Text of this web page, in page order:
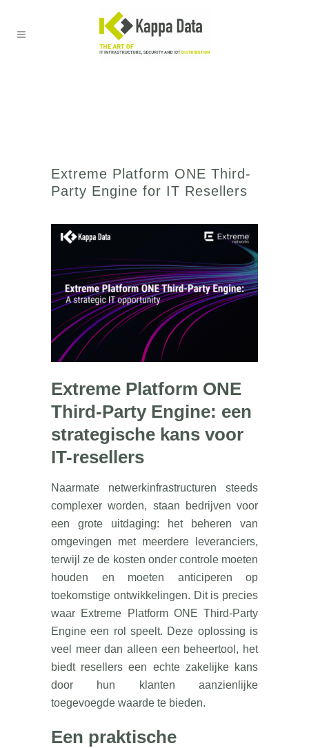
Extreme Platform ONE Third-
Party Engine for IT Resellers
Extreme Platform ONE
Third-Party Engine: een
strategische kans voor
IT-resellers
Naarmate netwerkinfrastructuren steeds
complexer worden, staan bedrijven voor
een grote uitdaging: het beheren van
omgevingen met meerdere leveranciers,
terwijl ze de kosten onder controle moeten
houden en moeten anticiperen op
toekomstige ontwikkelingen. Dit is precies
waar Extreme Platform ONE Third-Party
Engine een rol speelt. Deze oplossing is
veel meer dan alleen een beheertool, het
biedt resellers een echte zakelijke kans
door hun klanten aanzienlijke
toegevoegde waarde te bieden.
Een praktische